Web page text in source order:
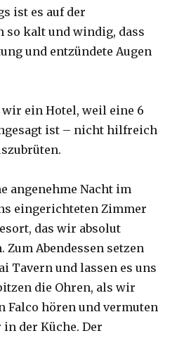
ist es auf der
kalt und windig, dass
und entzündete Augen
ein Hotel, weil eine 6
ist – nicht hilfreich
angenehme Nacht im
eingerichteten Zimmer
das wir absolut
Abendessen setzen
Tavern und lassen es uns
die Ohren, als wir
Falco hören und vermuten
der Küche. Der